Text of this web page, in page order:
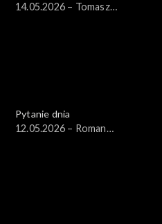
14.05.2026 – Tomasz
Pytanie dnia
12.05.2026 – Roman